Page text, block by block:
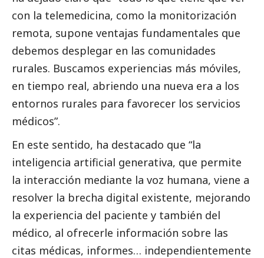
con la telemedicina, como la monitorización
remota, supone ventajas fundamentales que
debemos desplegar en las comunidades
rurales. Buscamos experiencias más móviles,
en tiempo real, abriendo una nueva era a los
entornos rurales para favorecer los servicios
médicos”.
En este sentido, ha destacado que “la
inteligencia artificial generativa, que permite
la interacción mediante la voz humana, viene a
resolver la brecha digital existente, mejorando
la experiencia del paciente y también del
médico, al ofrecerle información sobre las
citas médicas, informes… independientemente